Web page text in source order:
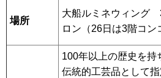
場所
大船ルミネウィング
ロン（26日は3階コン
100年以上の歴史を持
伝統的工芸品として